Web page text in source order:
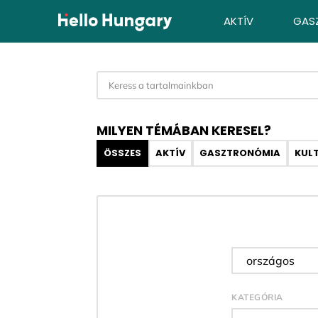
Ugrás a tartalomhoz AKTÍV
MILYEN TÉMÁBAN KERESEL?
ÖSSZES AKTÍV GASZTRONÓMIA
KATEGÓRIA